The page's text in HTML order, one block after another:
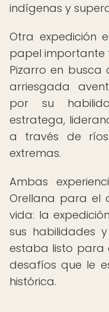
indígenas y
Otra expedición
papel importante
Pizarro en busca
arriesgada
por su
estratega,
a través de
extremas.
Ambas
Orellana para el
vida: la
sus habilidades
estaba listo para
desafíos que le
histórica.